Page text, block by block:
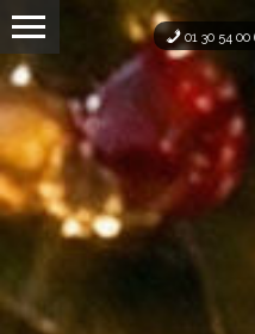
Panneau de gestion des cookies
01 30 54 00